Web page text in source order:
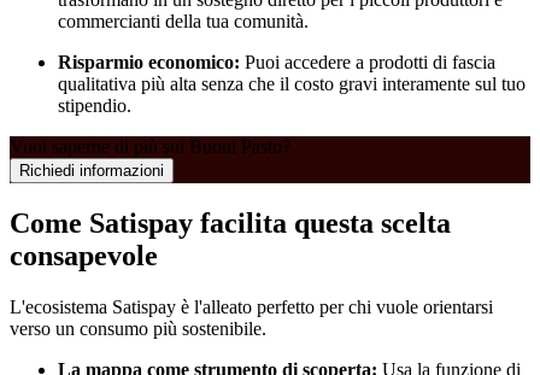
commercianti della tua comunità.
Risparmio economico: Puoi accedere a prodotti di fascia
qualitativa più alta senza che il costo gravi interamente sul tuo
stipendio.
Vuoi saperne di più sui Buoni Pasto?
Richiedi informazioni
Come Satispay facilita questa scelta
consapevole
L'ecosistema Satispay è l'alleato perfetto per chi vuole orientarsi
verso un consumo più sostenibile.
La mappa come strumento di scoperta: Usa la funzione di